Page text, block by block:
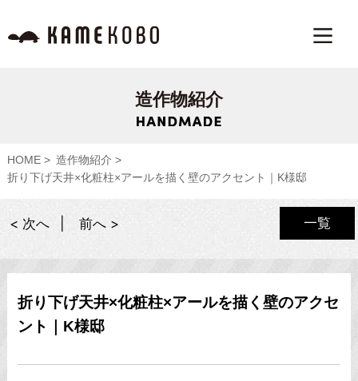
造作物紹介
HOME
造作物紹介
折り下げ天井×化粧柱×アールを描く壁のアクセント｜K様邸
一覧
< 次へ 前へ >
折り下げ天井×化粧柱×アールを描く壁のアクセ
ント｜K様邸